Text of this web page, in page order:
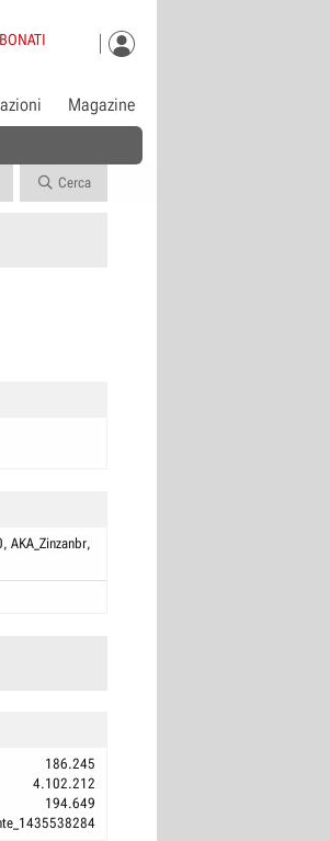
Magazine
Cerca
AKA_Zinzanbr
186.245
4.102.212
194.649